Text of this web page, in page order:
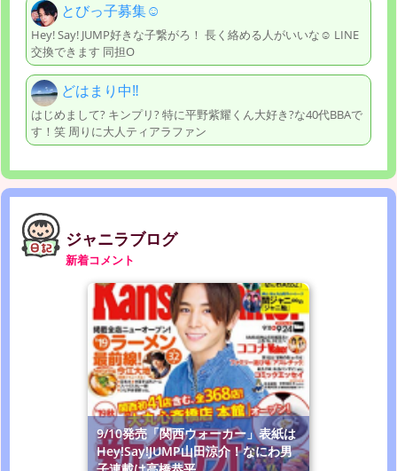
とびっ子募集☺︎
Hey! Say! JUMP好きな子繋がろ！ 長く絡める人がいいな☺︎ LINE
交換できます 同担O
どはまり中‼︎
はじめまして? キンプリ? 特に平野紫耀くん大好き?な40代BBAで
す！笑 周りに大人ティアラファン
ジャニラブログ
新着コメント
9/10発売「関西ウォーカー」表紙は
Hey!Say!JUMP山田涼介！なにわ男